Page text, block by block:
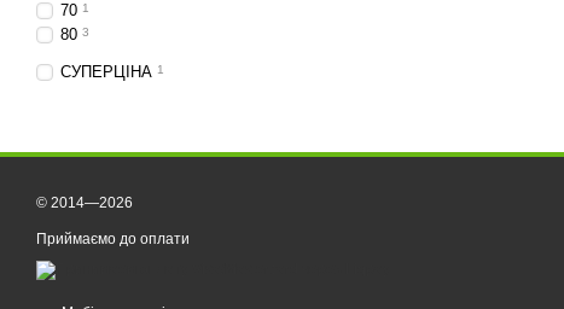
70 1
80 3
СУПЕРЦІНА 1
© 2014—2026
Приймаємо до оплати